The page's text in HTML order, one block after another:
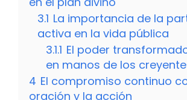
3.1 La importancia de la
activa en la vida pública
3.1.1 El poder
en manos de los
4 El compromiso continuo
oración y la acción